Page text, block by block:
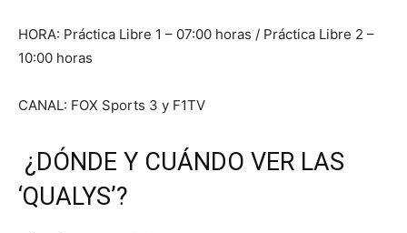
HORA: Práctica Libre 1 – 07:00 horas / Práctica Libre 2 –
10:00 horas
CANAL: FOX Sports 3 y F1TV
¿DÓNDE Y CUÁNDO VER LAS
‘QUALYS’?